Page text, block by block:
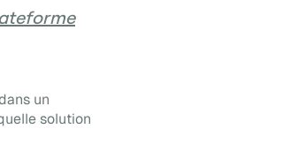
un
solution